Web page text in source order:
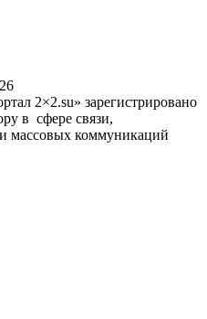
2×2.su» зарегистрировано
в сфере связи,
массовых коммуникаций